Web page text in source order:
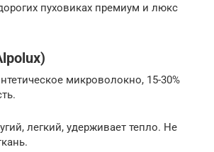
пуховиках премиум и люкс
микроволокно, 15-30%
легкий, удерживает тепло. Не